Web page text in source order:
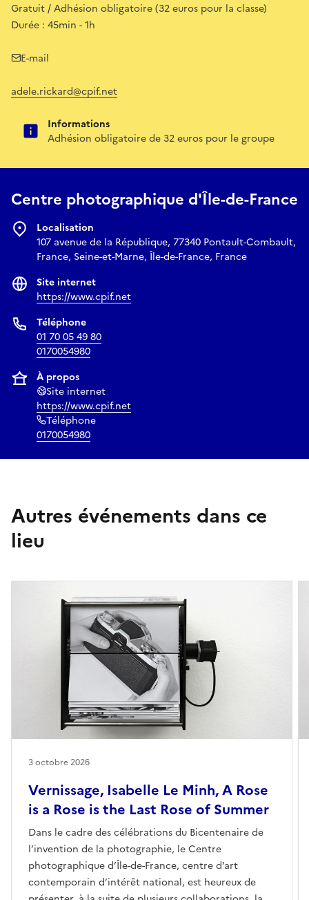
Gratuit / Adhésion obligatoire (32 euros pour la classe)
Durée : 45min - 1h
E-mail
adele.rickard@cpif.net
Informations
Adhésion obligatoire de 32 euros pour le groupe
Centre photographique d'Île-de-France
Localisation
107 avenue de la République, 77340 Pontault-Combault,
France, Seine-et-Marne, Île-de-France, France
Site internet
https://www.cpif.net
Téléphone
01 70 05 49 80
0170054980
À propos
Site internet
https://www.cpif.net
Téléphone
0170054980
Autres événements dans ce
lieu
Vernissage, Isabelle Le Minh, A Rose
is a Rose is the Last Rose of Summer
Dans le cadre des célébrations du Bicentenaire de
l’invention de la photographie, le Centre
photographique d’Île-de-France, centre d’art
contemporain d’intérêt national, est heureux de
3 octobre 2026